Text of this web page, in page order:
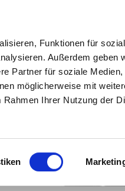
Funktionen für
Außerdem geben
Partner für soziale Medien,
möglicherweise mit
Ihrer Nutzung der
ABOUT LEUCO
RIP SAW BLADES